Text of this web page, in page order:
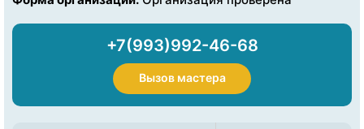
+7(993)992-46-68
Вызов мастера